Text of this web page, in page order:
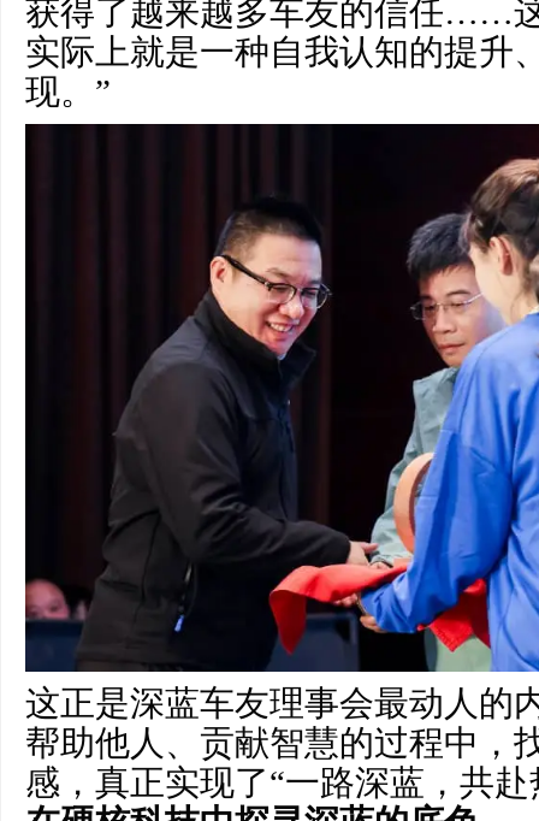
获得了越来越多车友的信任……
实际上就是一种自我认知的提升
现。”
这正是深蓝车友理事会最动人的
帮助他人、贡献智慧的过程中，
感，真正实现了“一路深蓝，共赴